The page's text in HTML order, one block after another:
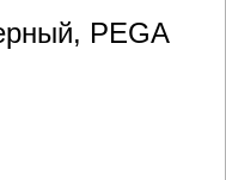
PEGA